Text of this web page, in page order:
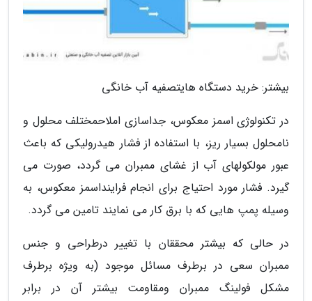
بیشتر: خرید دستگاه هایتصفیه آب خانگی
در تکنولوژی اسمز معکوس، جداسازی املاحمختلف محلول و
نامحلول بسیار ریز، با استفاده از فشار هیدرولیکی که باعث
عبور مولکولهای آب از غشای ممبران می گردد، صورت می
گیرد. فشار مورد احتیاج برای انجام فراینداسمز معکوس، به
وسیله پمپ هایی که با برق کار می نمایند تامین می گردد.
در حالی که بیشتر محققان با تغییر درطراحی و جنس
ممبران سعی در برطرف مسائل موجود (به ویژه برطرف
مشکل فولینگ ممبران ومقاومت بیشتر آن در برابر